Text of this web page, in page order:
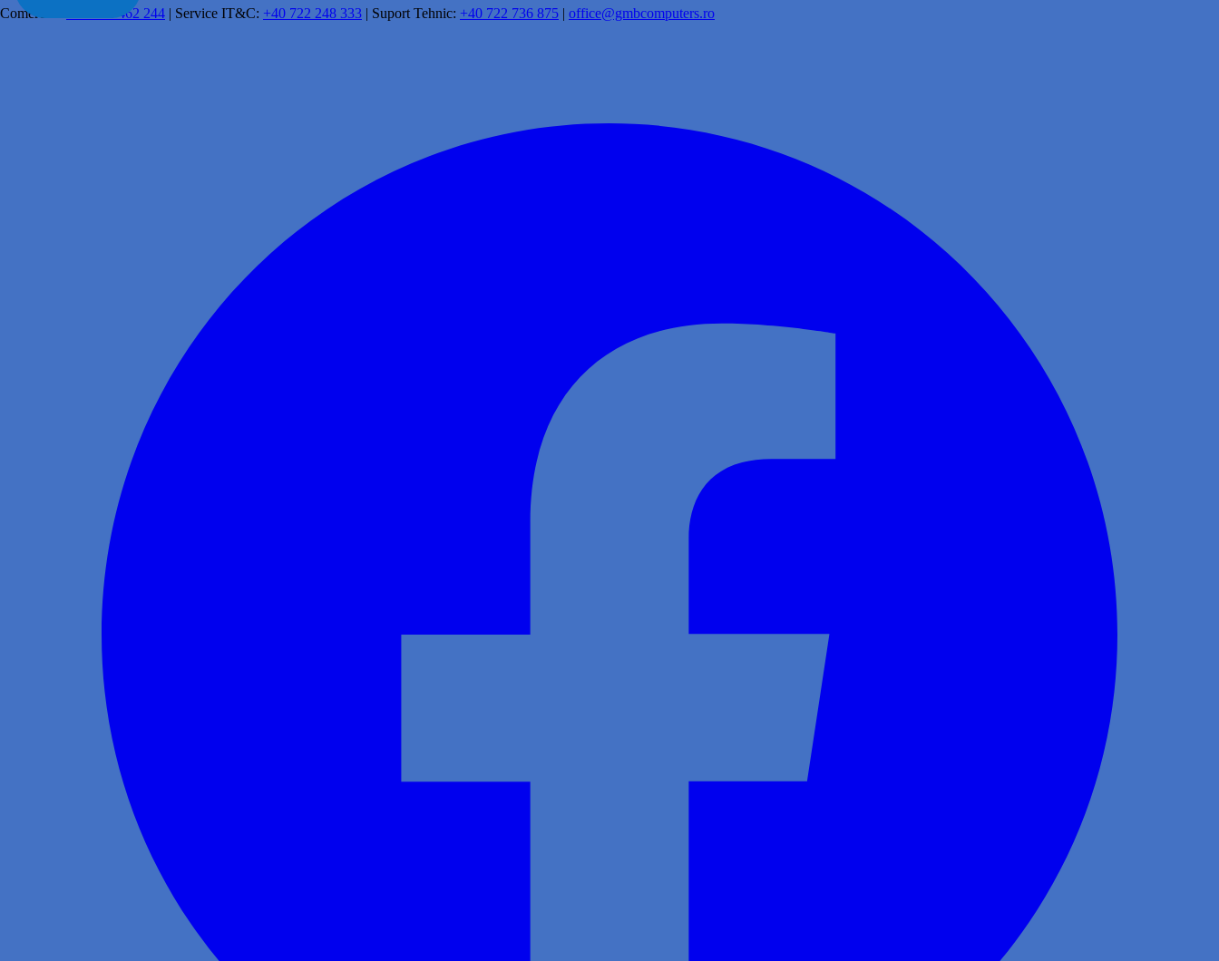
Comercial: +40 341 462 244 | Service IT&C: +40 722 248 333 | Suport Tehnic: +40 722 736 875 | office@gmbcomputers.ro